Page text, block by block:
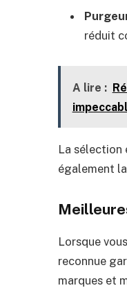
réduit
A lire :
La sélection
également
Lorsque
reconnue
marques et